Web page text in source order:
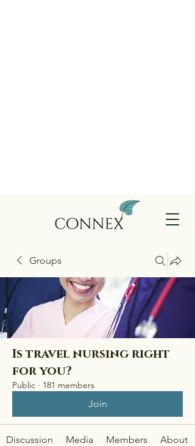
Groups
Is travel nursing right
for you?
Public · 181 members
Join
Discussion Media Members About